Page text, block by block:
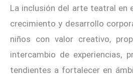
La inclusión del arte teatral en
crecimiento y desarrollo
niños con valor creativo,
intercambio de experiencias,
tendientes a fortalecer en